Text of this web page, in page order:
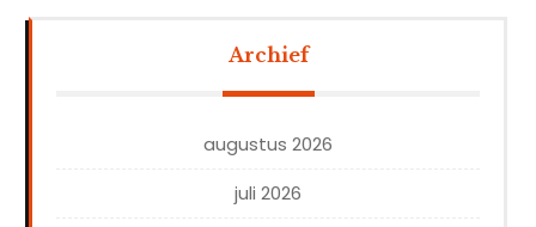
Archief
augustus 2026
juli 2026